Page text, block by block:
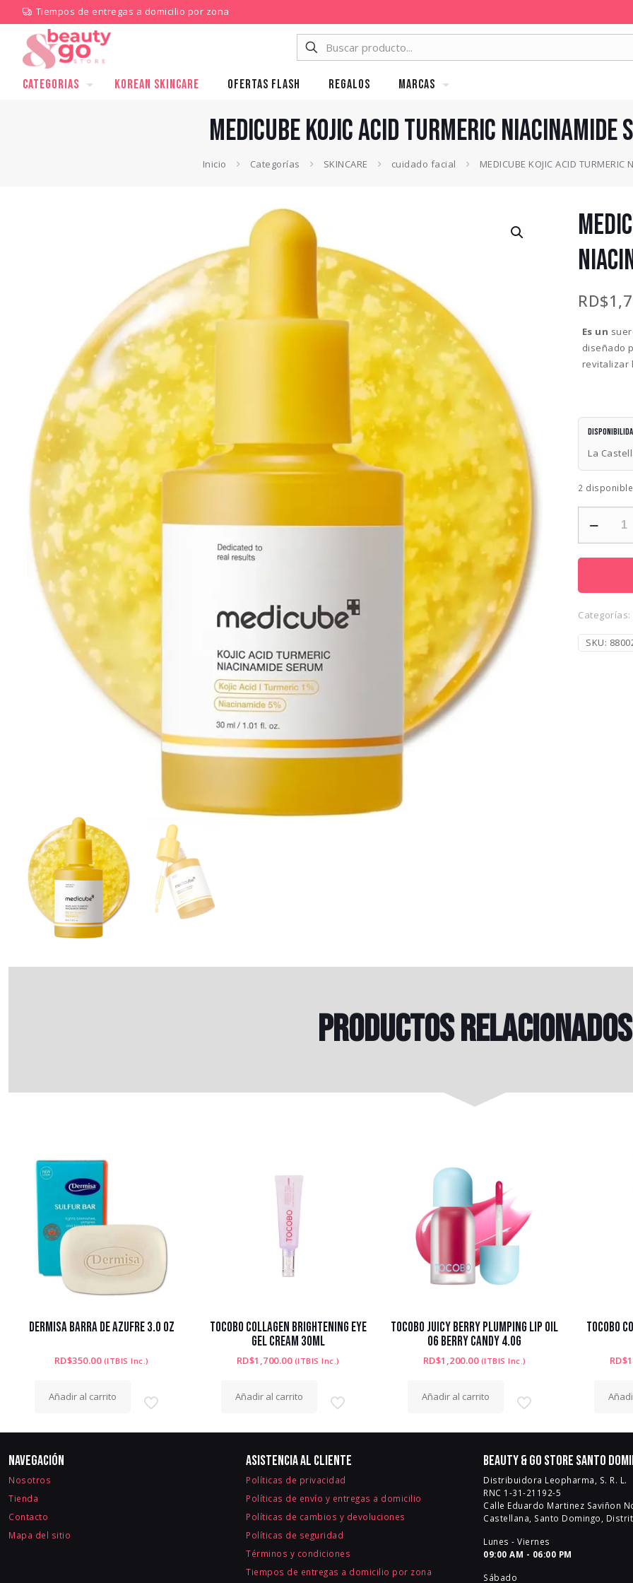
Tiempos de entregas a domicilio por zona
CATEGORIAS KOREAN SKINCARE Ofertas Flash Regalos MARCAS
MEDICUBE KOJIC ACID TURMERIC NIACINAMIDE
Inicio Categorías SKINCARE cuidado facial MEDICUBE KOJIC ACID TURMERIC
RD$
Es un
diseñado
revitalizar
La
2
KOJIC
ACID
TURMERIC
SERUM
30ML
Categorías:
SKU:
Productos relacionados
DERMISA BARRA DE AZUFRE 3.0 OZ
RD$350.00 (ITBIS Inc.)
Añadir al carrito
TOCOBO COLLAGEN BRIGHTENING EYE
GEL CREAM 30ML
RD$1,700.00 (ITBIS Inc.)
Añadir al carrito
TOCOBO JUICY BERRY PLUMPING LIP OIL
06 BERRY CANDY 4.0G
RD$1,200.00 (ITBIS Inc.)
Añadir al carrito
TOCOBO
RD$
Navegación
Nosotros
Tienda
Contacto
Mapa del sitio
Asistencia al cliente
Políticas de privacidad
Políticas de envío y entregas a domicilio
Políticas de cambios y devoluciones
Políticas de seguridad
Términos y condiciones
Tiempos de entregas a domicilio por zona
Beauty & Go Store Santo
Distribuidora Leopharma, S. R. L.
RNC 1-31-21192-5
Calle Eduardo Martinez Saviñon
Castellana, Santo Domingo,
Lunes - Viernes
09:00 AM - 06:00 PM
Sábado